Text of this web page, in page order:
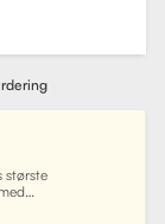
største